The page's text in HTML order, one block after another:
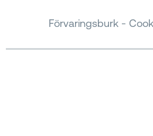
Förvaringsburk - Cook